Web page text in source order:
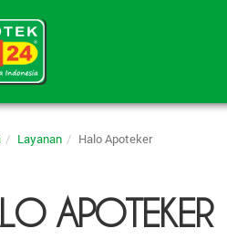
Layanan Halo Apoteker
APOTEKER